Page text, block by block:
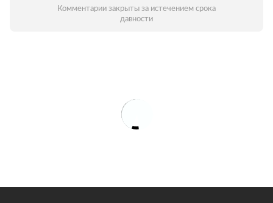
Комментарии закрыты за истечением срока
давности